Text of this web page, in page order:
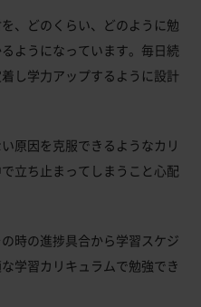
、どのくらい、どのように勉
ようになっています。毎日続
し学力アップするように設計
原因を克服できるようなカリ
立ち止まってしまうこと心配
時の進捗具合から学習スケジ
学習カリキュラムで勉強でき